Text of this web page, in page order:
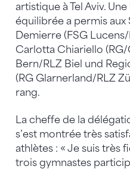
artistique à Tel Aviv.
équilibrée a permis aux
Demierre (FSG
Carlotta Chiariello
Bern/RLZ Biel und
(RG Glarnerland/RLZ
rang.
La cheffe de la
s’est montrée très
athlètes : « Je suis très
trois gymnastes